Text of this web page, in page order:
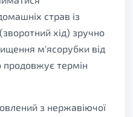
страв із
хід) зручно
м'ясорубки від
продовжує термін
з нержавіючої